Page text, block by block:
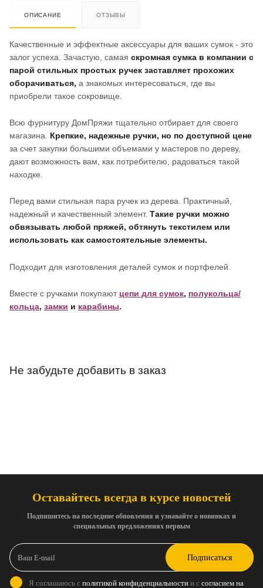
ОПИСАНИЕ ОТЗЫВЫ
Качественные и эффектные аксессуары для ваших сумок - это
залог успеха. Зачастую, самая скромная сумка в компании с
парой стильных простых ручек заставляет прохожих
оборачиваться, а знакомых интересоваться, где вы
приобрели такое сокровище.
Всю фурнитуру ДомПряжи тщательно отбирает для своего
магазина. Крепкие, надежные ручки, но по доступной цене
за счет закупки большими объемами у мастеров по дереву,
дают возможность вам, как потребителю, радоваться такой
находке.
Перед вами стильная пара ручек из дерева. Практичный,
надежный и качественный элемент. Такие ручки можно
обвязывать любой пряжей, обтянуть текстилем или
использовать как самостоятельные элементы.
Подходит для изготовления деталей сумок и портфелей.
Вместе с ручками покупают цепи для сумок, полукольца/
кольца, замки и карабины.
Не забудьте добавить в заказ
Оставайтесь всегда в курсе новостей
Подпишитесь на последние обновления и узнавайте о новинках и
специальных предложениях первым
Подписаться
Я соглашаюсь с политикой конфиденциальности и с согласием на